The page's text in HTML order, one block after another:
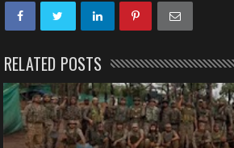
RELATED POSTS